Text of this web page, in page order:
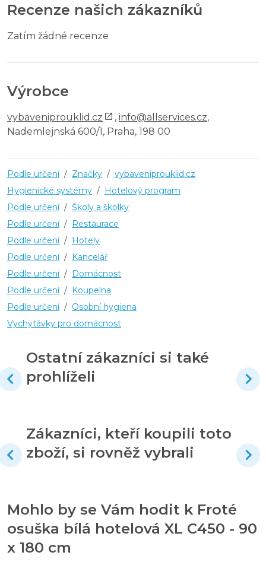
Recenze našich zákazníků
Zatím žádné recenze
Výrobce
vybaveniprouklid.cz , info@allservices.cz,
Nademlejnská 600/1, Praha, 198 00
Podle určení / Značky / vybaveniprouklid.cz
Hygienické systémy / Hotelový program
Podle určení / Školy a školky
Podle určení / Restaurace
Podle určení / Hotely
Podle určení / Kancelář
Podle určení / Domácnost
Podle určení / Koupelna
Podle určení / Osobní hygiena
Vychytávky pro domácnost
Ostatní zákazníci si také
prohlíželi
Zákazníci, kteří koupili toto
zboží, si rovněž vybrali
Mohlo by se Vám hodit k Froté
osuška bílá hotelová XL C450 - 90
x 180 cm